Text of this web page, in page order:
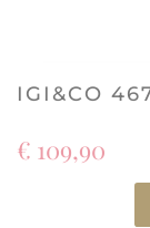
IGI&CO
€ 109,90